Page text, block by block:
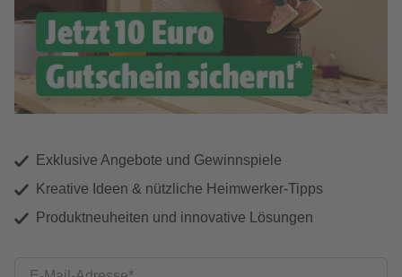
Exklusive Angebote und Gewinnspiele
Kreative Ideen & nützliche Heimwerker-Tipps
Produktneuheiten und innovative Lösungen